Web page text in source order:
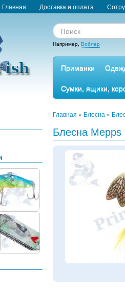
Главная Доставка и оплата
Например, Воблер
Приманки
Сумки, ящики,
Главная » Блесна »
Блесна Mepps